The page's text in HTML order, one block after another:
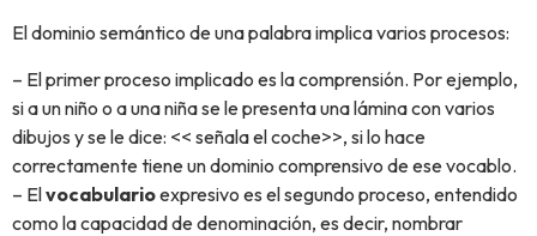
El dominio semántico de una palabra implica varios procesos:
– El primer proceso implicado es la comprensión. Por ejemplo,
si a un niño o a una niña se le presenta una lámina con varios
dibujos y se le dice: << señala el coche>>, si lo hace
correctamente tiene un dominio comprensivo de ese vocablo.
– Elvocabularioexpresivo es el segundo proceso, entendido
como la capacidad de denominación, es decir, nombrar